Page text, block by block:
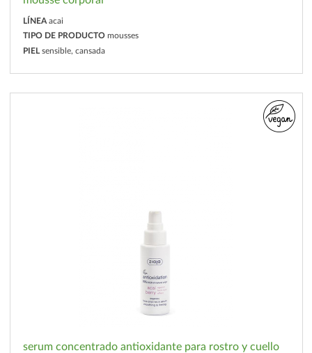
LÍNEA acai
TIPO DE PRODUCTO mousses
PIEL sensible, cansada
serum concentrado antioxidante para rostro y cuello